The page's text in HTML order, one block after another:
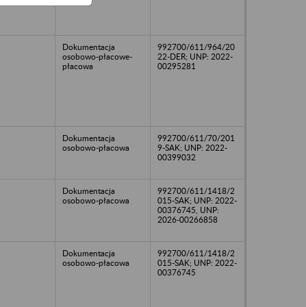
Dokumentacja
osobowo-płacowe-
płacowa
992700/611/964/20
22-DER; UNP: 2022-
00295281
Dokumentacja
osobowo-płacowa
992700/611/70/201
9-SAK; UNP: 2022-
00399032
Dokumentacja
osobowo-płacowa
992700/611/1418/2
015-SAK; UNP: 2022-
00376745, UNP:
2026-00266858
Dokumentacja
osobowo-płacowa
992700/611/1418/2
015-SAK; UNP: 2022-
00376745